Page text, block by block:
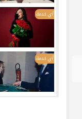
أي خدمة
أي خدمة